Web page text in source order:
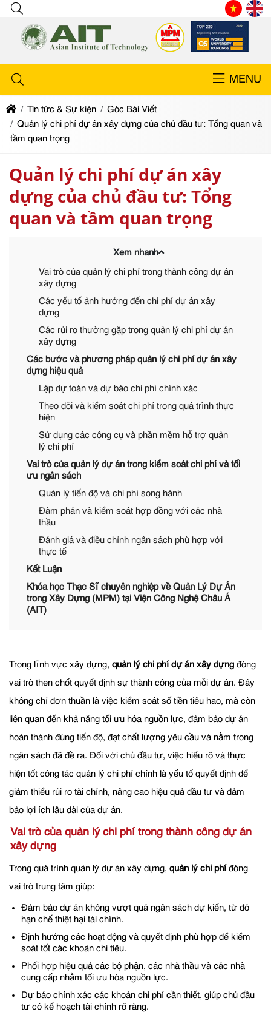
MENU
Tin tức & Sự kiện
Góc Bài Viết
Quản lý chi phí dự án xây dựng của chủ đầu tư: Tổng quan và
tầm quan trọng
Quản lý chi phí dự án xây
dựng của chủ đầu tư: Tổng
quan và tầm quan trọng
Xem nhanh
Vai trò của quản lý chi phí trong thành công dự án
xây dựng
Các yếu tố ảnh hưởng đến chi phí dự án xây
dựng
Các rủi ro thường gặp trong quản lý chi phí dự án
xây dựng
Các bước và phương pháp quản lý chi phí dự án xây
dựng hiệu quả
Lập dự toán và dự báo chi phí chính xác
Theo dõi và kiểm soát chi phí trong quá trình thực
hiện
Sử dụng các công cụ và phần mềm hỗ trợ quản
lý chi phí
Vai trò của quản lý dự án trong kiểm soát chi phí và tối
ưu ngân sách
Quản lý tiến độ và chi phí song hành
Đàm phán và kiểm soát hợp đồng với các nhà
thầu
Đánh giá và điều chỉnh ngân sách phù hợp với
thực tế
Kết Luận
Khóa học Thạc Sĩ chuyên nghiệp về Quản Lý Dự Án
trong Xây Dựng (MPM) tại Viện Công Nghệ Châu Á
(AIT)
Trong lĩnh vực xây dựng, quản lý chi phí dự án xây dựng đóng
vai trò then chốt quyết định sự thành công của mỗi dự án. Đây
không chỉ đơn thuần là việc kiểm soát số tiền tiêu hao, mà còn
liên quan đến khả năng tối ưu hóa nguồn lực, đảm bảo dự án
hoàn thành đúng tiến độ, đạt chất lượng yêu cầu và nằm trong
ngân sách đã đề ra. Đối với chủ đầu tư, việc hiểu rõ và thực
hiện tốt công tác quản lý chi phí chính là yếu tố quyết định để
giảm thiểu rủi ro tài chính, nâng cao hiệu quả đầu tư và đảm
bảo lợi ích lâu dài của dự án.
Vai trò của quản lý chi phí trong thành công dự án
xây dựng
Trong quá trình quản lý dự án xây dựng, quản lý chi phí đóng
vai trò trung tâm giúp:
Đảm bảo dự án không vượt quá ngân sách dự kiến, từ đó
hạn chế thiệt hại tài chính.
Định hướng các hoạt động và quyết định phù hợp để kiểm
soát tốt các khoản chi tiêu.
Phối hợp hiệu quả các bộ phận, các nhà thầu và các nhà
cung cấp nhằm tối ưu hóa nguồn lực.
Dự báo chính xác các khoản chi phí cần thiết, giúp chủ đầu
tư có kế hoạch tài chính rõ ràng.